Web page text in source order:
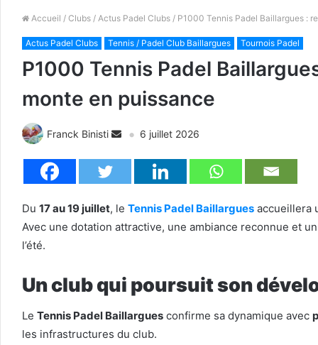
Accueil / Clubs / Actus Padel Clubs / P1000 Tennis Padel Baillargues :
Actus Padel Clubs Tennis / Padel Club Baillargues Tournois Padel
P1000 Tennis Padel
monte en puissance
Franck Binisti 6 juillet 2026
Du 17 au 19 juillet, le Tennis Padel Baillargues accueillera
Avec une dotation attractive, une ambiance reconnue et
l’été.
Un club qui poursuit son
Le Tennis Padel Baillargues confirme sa dynamique avec
les infrastructures du club.